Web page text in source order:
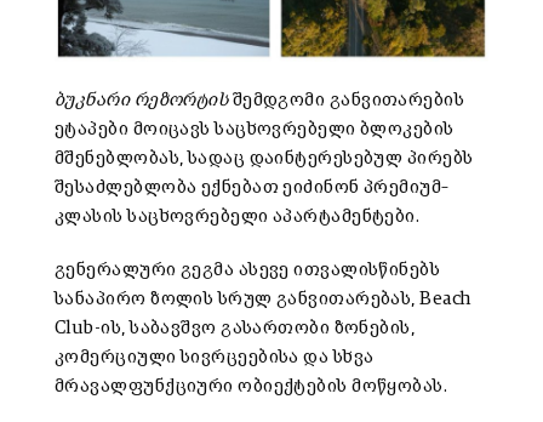
ბუკნარი რეზორტისშემდგომი განვითარების
ეტაპები მოიცავს საცხოვრებელი ბლოკების
მშენებლობას, სადაც დაინტერესებულ პირებს
შესაძლებლობა ექნებათ ეიძინონ პრემიუმ–
კლასის საცხოვრებელი აპარტამენტები.
გენერალური გეგმა ასევე ითვალისწინებს
სანაპირო ზოლის სრულ განვითარებას, Beach
Club-ის, საბავშვო გასართობი ზონების,
კომერციული სივრცეებისა და სხვა
მრავალფუნქციური ობიექტების მოწყობას.